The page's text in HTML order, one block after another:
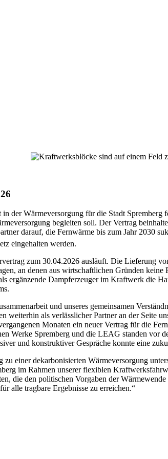
der Wärmeversorgung für die Stadt
begleiten soll. Der Vertrag
darauf, die Fernwärme bis zum Jahr 2030
eingehalten werden.
zum 30.04.2026 ausläuft. Die Lieferung
an denen aus wirtschaftlichen Gründen
ergänzende Dampferzeuger im Kraftwerk die
und unseres gemeinsamen
weiterhin als verlässlicher Partner an der Seite
Monaten ein neuer Vertrag für die
Werke Spremberg und die LEAG standen
und konstruktiver Gespräche konnte eine
einer dekarbonisierten Wärmeversorgung
im Rahmen unserer flexiblen
die den politischen Vorgaben der
alle tragbare Ergebnisse zu erreichen.“